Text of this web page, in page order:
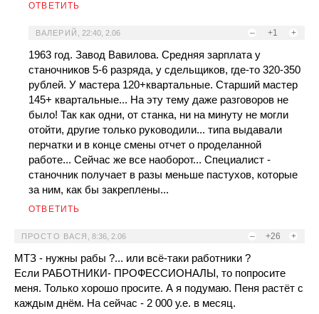
ОТВЕТИТЬ
– +1 +
ВАЛЕРИЙ 22:40, 2.06
1963 год. Завод Вавилова. Средняя зарплата у
станочников 5-6 разряда, у сдельщиков, где-то 320-350
рублей. У мастера 120+квартальные. Старший мастер
145+ квартальные... На эту тему даже разговоров не
было! Так как одни, от станка, ни на минуту не могли
отойти, другие только руководили... типа выдавали
перчатки и в конце смены отчет о проделанной
работе... Сейчас же все наоборот... Специалист -
станочник получает в разы меньше пастухов, которые
за ним, как бы закреплены...
ОТВЕТИТЬ
– +26 +
ПРОСТО ВАСЯ ,8:36, 2.06
МТЗ - нужны рабы ?... или всё-таки работники ?
Если РАБОТНИКИ- ПРОФЕССИОНАЛЫ, то попросите
меня. Только хорошо просите. А я подумаю. Пеня растёт с
каждым днём. На сейчас - 2 000 у.е. в месяц.